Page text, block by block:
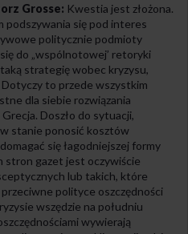
Grosse: Kwestia jest złożona.
podszywania się pod interes
politycznie podmioty
do „wspólnotowej’ retoryki
strategię wobec kryzysu,
to przede wszystkim
dla siebie rozwiązania
Doszło do sytuacji,
stanie ponosić kosztów
się łagodniejszej formy
stron gazet jest oczywiście
lub takich, które
polityce oszczędności
wszędzie na południu
wywierają